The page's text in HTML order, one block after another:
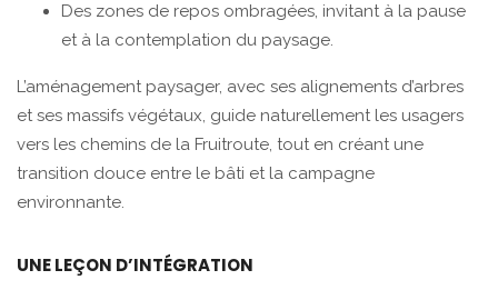
Des zones de repos ombragées, invitant à la pause
et à la contemplation du paysage.
L’aménagement paysager, avec ses alignements d’arbres
et ses massifs végétaux, guide naturellement les usagers
vers les chemins de la Fruitroute, tout en créant une
transition douce entre le bâti et la campagne
environnante.
UNE LEÇON D’INTÉGRATION